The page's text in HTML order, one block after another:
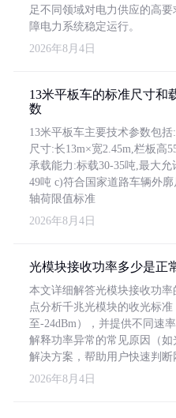
足不同领域对电力供应的高要
障电力系统稳定运行。
2026年8月4日
13米平板车的标准尺寸和
数
13米平板车主要技术参数包括
尺寸:长13m×宽2.45m,栏板高
承载能力:标载30-35吨,最大允
49吨 c)符合国家道路车辆外廓
轴荷限值标准
2026年8月4日
光模块接收功率多少是正
本文详细解答光模块接收功
点分析千兆光模块的收光标
至-24dBm），并提供不同速
解释功率异常的常见原因（
解决方案，帮助用户快速判断
2026年8月4日